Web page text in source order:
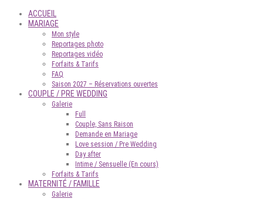
ACCUEIL
MARIAGE
Mon style
Reportages photo
Reportages vidéo
Forfaits & Tarifs
FAQ
Saison 2027 – Réservations ouvertes
COUPLE / PRE WEDDING
Galerie
Full
Couple, Sans Raison
Demande en Mariage
Love session / Pre Wedding
Day after
Intime / Sensuelle (En cours)
Forfaits & Tarifs
MATERNITÉ / FAMILLE
Galerie